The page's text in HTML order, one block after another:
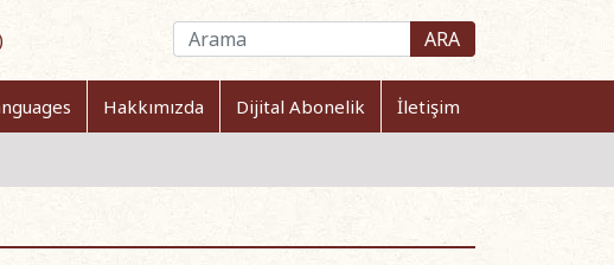
ARA
Hakkımızda Dijital Abonelik İletişim